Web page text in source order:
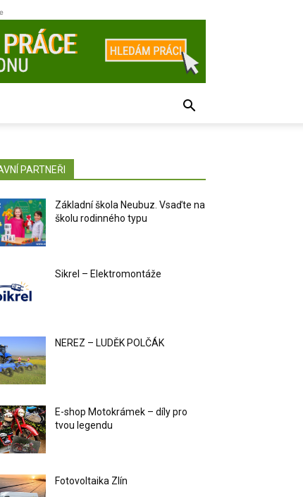
PARTNEŘI
Základní škola Neubuz. Vsaďte na
školu rodinného typu
Sikrel – Elektromontáže
NEREZ – LUDĚK POLČÁK
E-shop Motokrámek – díly pro
tvou legendu
Fotovoltaika Zlín